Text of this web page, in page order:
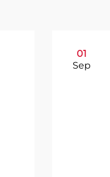
01
Sep